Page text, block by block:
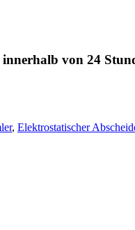
von 24
, Elektrostatischer